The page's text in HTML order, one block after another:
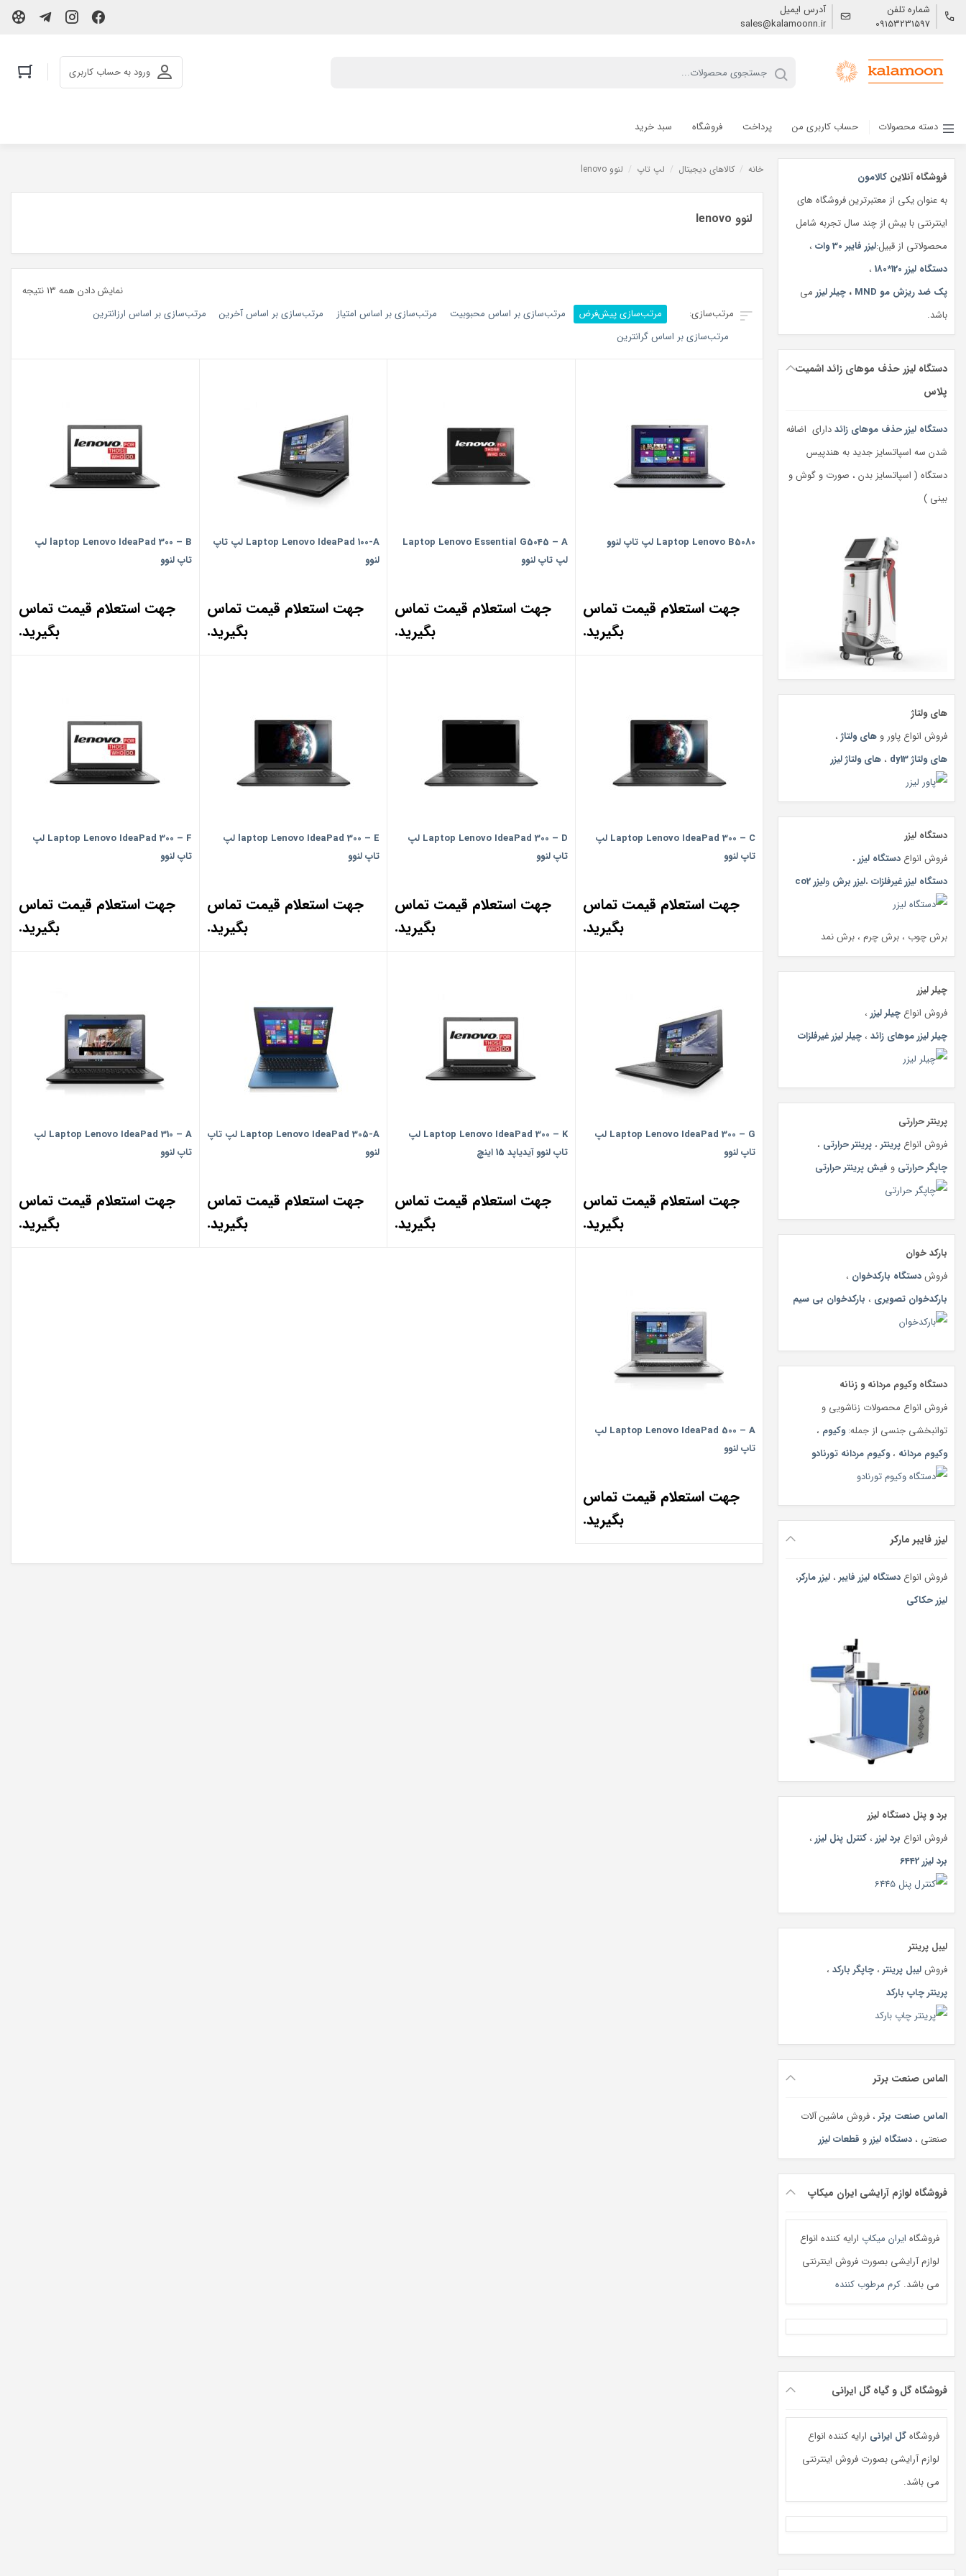
شماره تلفن
09153231597
آدرس ایمیل
sales@kalamoonn.ir
ورود به حساب کاربری
دسته محصولات حساب کاربری من پرداخت فروشگاه سبد خرید
فروشگاه آنلاین کالامون
به عنوان یکی از معتبرترین فروشگاه های
اینترنتی با بیش از چند سال تجربه شامل
محصولاتی از قبیل:لیزر فایبر 30 وات
،
دستگاه لیزر 120*180
،
پک ضد ریزش مو MND
، چیلر لیزر می
باشد.
دستگاه لیزر حذف موهای زائد اشمیت
پلاس
دستگاه لیزر حذف موهای زائددارای اضافه
شدن سه اسپاتسایز جدید به هندپیس
دستگاه ( اسپاتسایز بدن ، صورت و گوش و
بینی )
های ولتاژ
فروش انواع پاور و های ولتاژ ،
های ولتاژ dy13
، های ولتاژ لیزر
دستگاه لیزر
فروش انواع دستگاه لیزر ،
دستگاه لیزر غیرفلزات ،لیزر برش ولیزر co2
برش چوب ، برش چرم ، برش نمد
چیلر لیزر
فروش انواع چیلر لیزر ،
چیلر لیزر موهای زائد ، چیلر لیزر غیرفلزات
پرینتر حرارتی
فروش انواع پرینتر ، پرینتر حرارتی ،
چاپگر حرارتی و فیش پرینتر حرارتی
بارکد خوان
فروشدستگاه بارکدخوان ،
بارکدخوان تصویری ، بارکدخوان بی سیم
دستگاه وکیوم مردانه و زنانه
فروش انواع محصولات زناشویی و
توانبخشی جنسی از جمله:وکیوم ،
وکیوم مردانه ،وکیوم مردانه تورنادو
لیزر فایبر مارکر
فروش انواع دستگاه لیزر فایبر ، لیزر مارکر،
لیزر حکاکی
برد و پنل دستگاه لیزر
فروش انواع برد لیزر ، کنترل پنل لیزر ،
برد لیزر 6442
لیبل پرینتر
فروشلیبل پرینتر ، چاپگر بارکد ،
پرینتر چاپ بارکد
الماس صنعت برتر
الماس صنعت برتر ، فروش ماشین آلات
صنعتی ، دستگاه لیزرو قطعات لیزر
فروشگاه لوازم آرایشی ایران میکاپ
فروشگاه ایران میکاپ ارایه کننده انواع
لوازم آرایشی بصورت فروش اینترنتی
می باشد. کرم مرطوب کننده
فروشگاه گل و گیاه گل ایرانی
فروشگاهگل ایرانی ارایه کننده انواع
لوازم آرایشی بصورت فروش اینترنتی
می باشد.
خانه / کالاهای دیجیتال / لپ تاپ / لنوو lenovo
لنوو lenovo
نمایش دادن همه 13 نتیجه
مرتب‌سازی پیش‌فرض
مرتب‌سازی بر اساس محبوبیت مرتب‌سازی بر اساس امتیاز مرتب‌سازی بر اساس آخرین
مرتب‌سازی بر اساس ارزانترین
مرتب‌سازی بر اساس گرانترین
Laptop Lenovo B5080 لپ تاپ لنوو
جهت استعلام قیمت تماس
بگیرید.
Laptop Lenovo Essential G5045 – A
لپ تاپ لنوو
جهت استعلام قیمت تماس
بگیرید.
Laptop Lenovo IdeaPad 100-A لپ تاپ
لنوو
جهت استعلام قیمت تماس
بگیرید.
laptop Lenovo IdeaPad 300 – B لپ
تاپ لنوو
جهت استعلام قیمت تماس
بگیرید.
Laptop Lenovo IdeaPad 300 – C لپ
تاپ لنوو
جهت استعلام قیمت تماس
بگیرید.
Laptop Lenovo IdeaPad 300 – D لپ
تاپ لنوو
جهت استعلام قیمت تماس
بگیرید.
laptop Lenovo IdeaPad 300 – E لپ
تاپ لنوو
جهت استعلام قیمت تماس
بگیرید.
Laptop Lenovo IdeaPad 300 – F لپ
تاپ لنوو
جهت استعلام قیمت تماس
بگیرید.
Laptop Lenovo IdeaPad 300 – G لپ
تاپ لنوو
جهت استعلام قیمت تماس
بگیرید.
Laptop Lenovo IdeaPad 300 – K لپ
تاپ لنوو آیدیاپد 15 اینچ
جهت استعلام قیمت تماس
بگیرید.
Laptop Lenovo IdeaPad 305-A لپ تاپ
لنوو
جهت استعلام قیمت تماس
بگیرید.
Laptop Lenovo IdeaPad 310 – A لپ
تاپ لنوو
جهت استعلام قیمت تماس
بگیرید.
Laptop Lenovo IdeaPad 500 – A لپ
تاپ لنوو
جهت استعلام قیمت تماس
بگیرید.